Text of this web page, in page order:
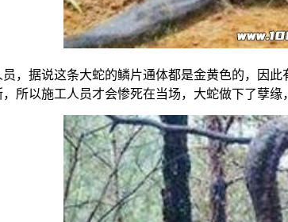
，据说这条大蛇的鳞片通体都是金黄色的，因
所以施工人员才会惨死在当场，大蛇做下了孽缘